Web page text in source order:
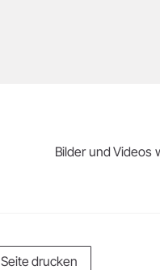
Bilder und Videos
Seite drucken